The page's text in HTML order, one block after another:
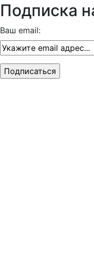
Подписка
Ваш email: